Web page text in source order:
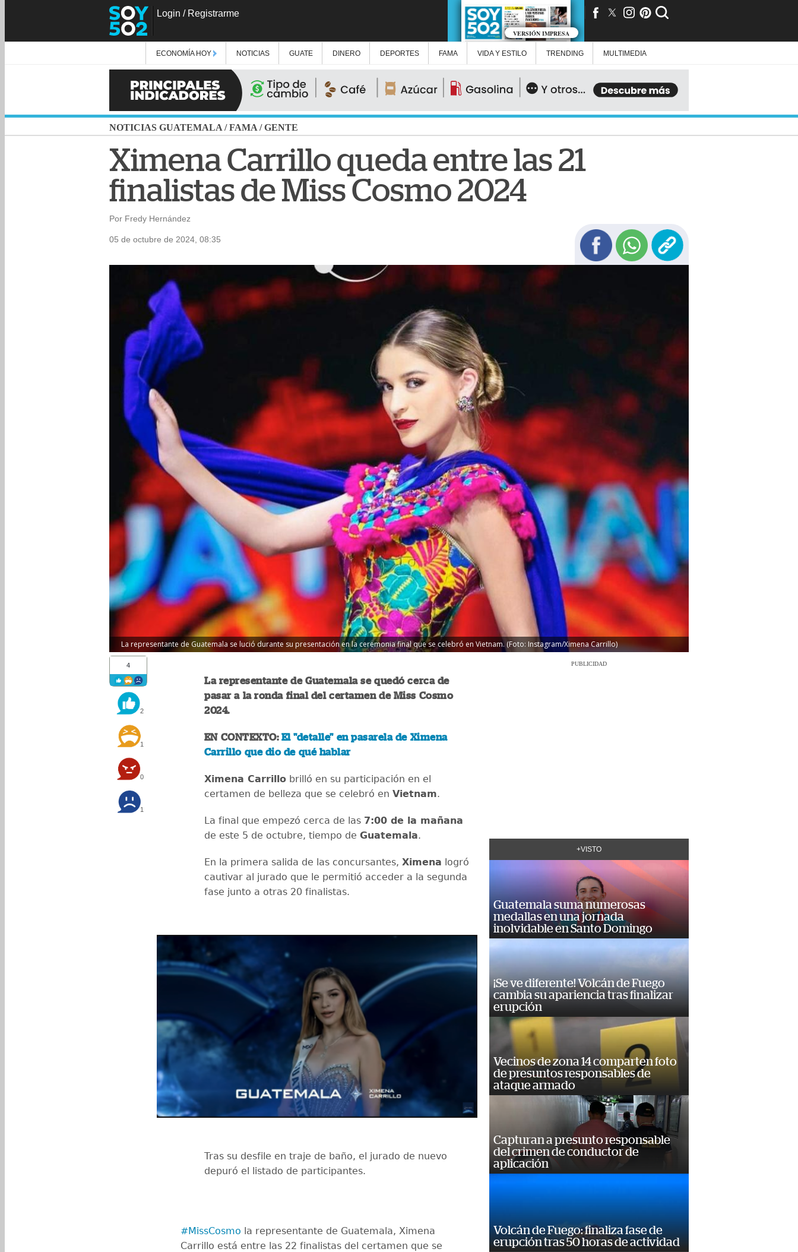
Login / Registrarme
VERSIÓN IMPRESA
ECONOMÍA HOY NOTICIAS GUATE DINERO DEPORTES FAMA VIDA Y ESTILO TRENDING MULTIMEDIA
NOTICIAS GUATEMALA /FAMA /GENTE
Ximena Carrillo queda entre las 21
finalistas de Miss Cosmo 2024
Por Fredy Hernández
05 de octubre de 2024, 08:35
La representante de Guatemala se lució durante su presentación en la ceremonia final que se celebró en Vietnam. (Foto: Instagram/Ximena Carrillo)
4
2
1
0
1
La representante de Guatemala se quedó cerca de
pasar a la ronda final del certamen de Miss Cosmo
2024.
EN CONTEXTO: El "detalle" en pasarela de Ximena
Carrillo que dio de qué hablar
Ximena Carrillo brilló en su participación en el
certamen de belleza que se celebró en Vietnam.
La final que empezó cerca de las 7:00 de la mañana
de este 5 de octubre, tiempo de Guatemala.
En la primera salida de las concursantes, Ximena logró
cautivar al jurado que le permitió acceder a la segunda
fase junto a otras 20 finalistas.
Tras su desfile en traje de baño, el jurado de nuevo
depuró el listado de participantes.
#MissCosmo la representante de Guatemala, Ximena
Carrillo está entre las 22 finalistas del certamen que se
PUBLICIDAD
+VISTO
Guatemala suma numerosas
medallas en una jornada
inolvidable en Santo Domingo
¡Se ve diferente! Volcán de Fuego
cambia su apariencia tras finalizar
erupción
Vecinos de zona 14 comparten foto
de presuntos responsables de
ataque armado
Capturan a presunto responsable
del crimen de conductor de
aplicación
Volcán de Fuego: finaliza fase de
erupción tras 50 horas de actividad